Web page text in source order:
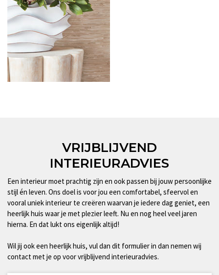
VRIJBLIJVEND
INTERIEURADVIES
Een interieur moet prachtig zijn en ook passen bij jouw persoonlijke
stijl én leven. Ons doel is voor jou een comfortabel, sfeervol en
vooral uniek interieur te creëren waarvan je iedere dag geniet, een
heerlijk huis waar je met plezier leeft. Nu en nog heel veel jaren
hierna. En dat lukt ons eigenlijk altijd!
Wil jij ook een heerlijk huis, vul dan dit formulier in dan nemen wij
contact met je op voor vrijblijvend interieuradvies.